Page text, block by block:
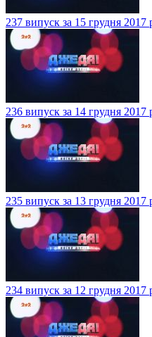
237 випуск за 15 грудня 2017
236 випуск за 14 грудня 2017
235 випуск за 13 грудня 2017
234 випуск за 12 грудня 2017